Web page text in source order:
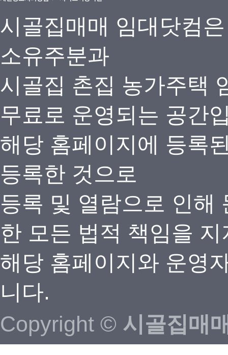
시골집매매 임대닷컴
소유주분과
시골집 촌집 농가주택
무료로 운영되는 공간
해당 홈페이지에 등록
등록한 것으로
등록 및 열람으로 인해
한 모든 법적 책임을
해당 홈페이지와 운영
니다.
Copyright © 시골집매